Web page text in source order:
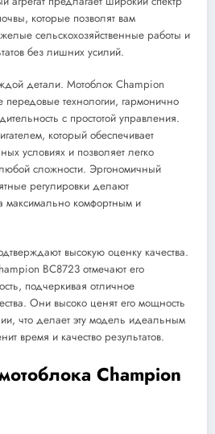
которые позволят вам
сельскохозяйственные работы и
без лишних усилий.
детали. Мотоблок Champion
передовые технологии, гармонично
с простотой управления.
который обеспечивает
условиях и позволяет легко
сложности. Эргономичный
регулировки делают
максимально комфортным и
высокую оценку качества.
BC8723 отмечают его
подчеркивая отличное
Они высоко ценят его мощность
что делает эту модель идеальным
время и качество результатов.
Champion